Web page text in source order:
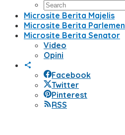
Microsite Berita Majelis
Microsite Berita Parlemen
Microsite Berita Senator
Video
Opini
Facebook
Twitter
Pinterest
RSS